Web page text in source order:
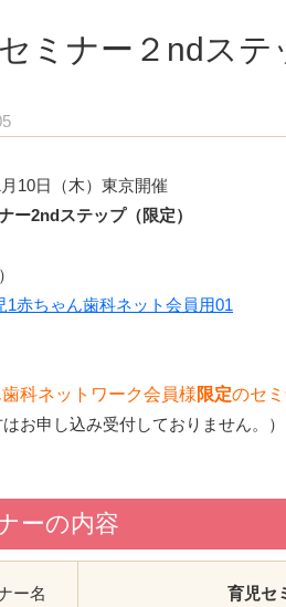
ミナー２ndステ
10日（木）東京開催
ー2ndステップ（限定）
1赤ちゃん歯科ネット会員用01
科ネットワーク会員様限定のセ
お申し込み受付しておりません。）
ーの内容
ー名 育児セ